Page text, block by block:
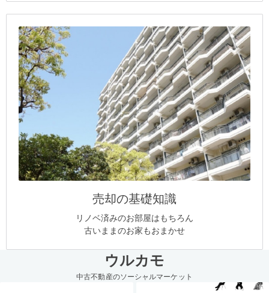
売却の基礎知識
リノベ済みのお部屋はもちろん
古いままのお家もおまかせ
ウルカモ
中古不動産のソーシャルマーケット